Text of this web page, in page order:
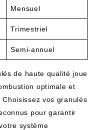
Mensuel
Trimestriel
Semi-annuel
de haute qualité joue
optimale et
vos granulés
pour garantir
système